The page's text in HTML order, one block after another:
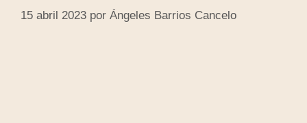
15 abril 2023 por Ángeles Barrios Cancelo